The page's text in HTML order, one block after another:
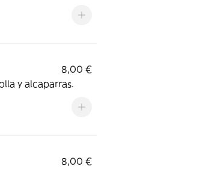
8,00 €
y alcaparras.
8,00 €